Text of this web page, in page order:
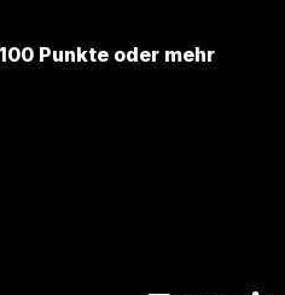
Punkte oder mehr